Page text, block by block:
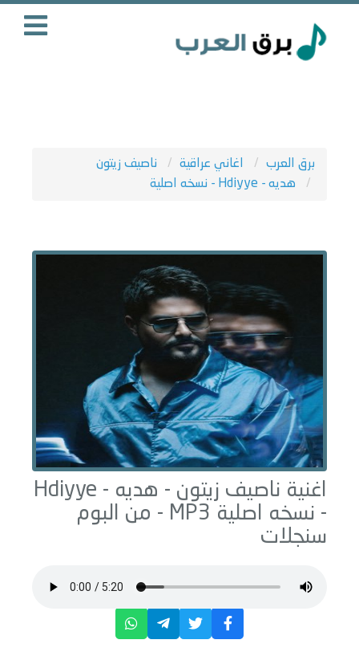
برق العرب اغاني عراقية
ناصيف زيتون
هديه - Hdiyye - نسخه اصلية
اغنية ناصيف زيتون -
هديه - Hdiyye
- نسخه اصلية
سنجلات